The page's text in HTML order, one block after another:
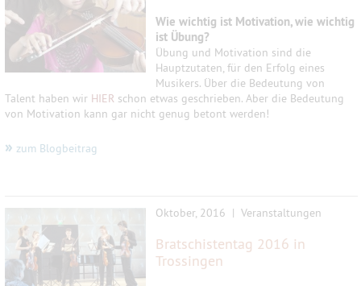
Wie wichtig ist Motivation, wie wichtig
ist Übung?
Übung und Motivation sind die
Hauptzutaten, für den Erfolg eines
Musikers. Über die Bedeutung von
Talent haben wir HIER schon etwas geschrieben. Aber die Bedeutung
von Motivation kann gar nicht genug betont werden!
» zum Blogbeitrag
Oktober, 2016 | Veranstaltungen
Bratschistentag 2016 in
Trossingen